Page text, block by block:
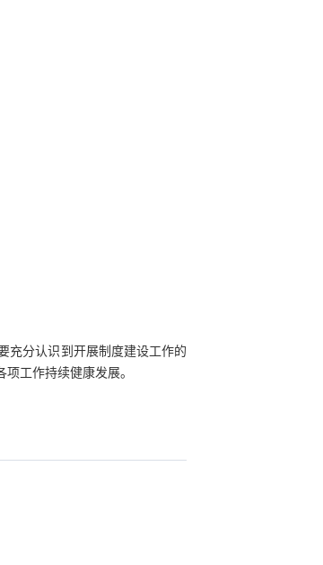
充分认识到开展制度建设工作的
工作持续健康发展。